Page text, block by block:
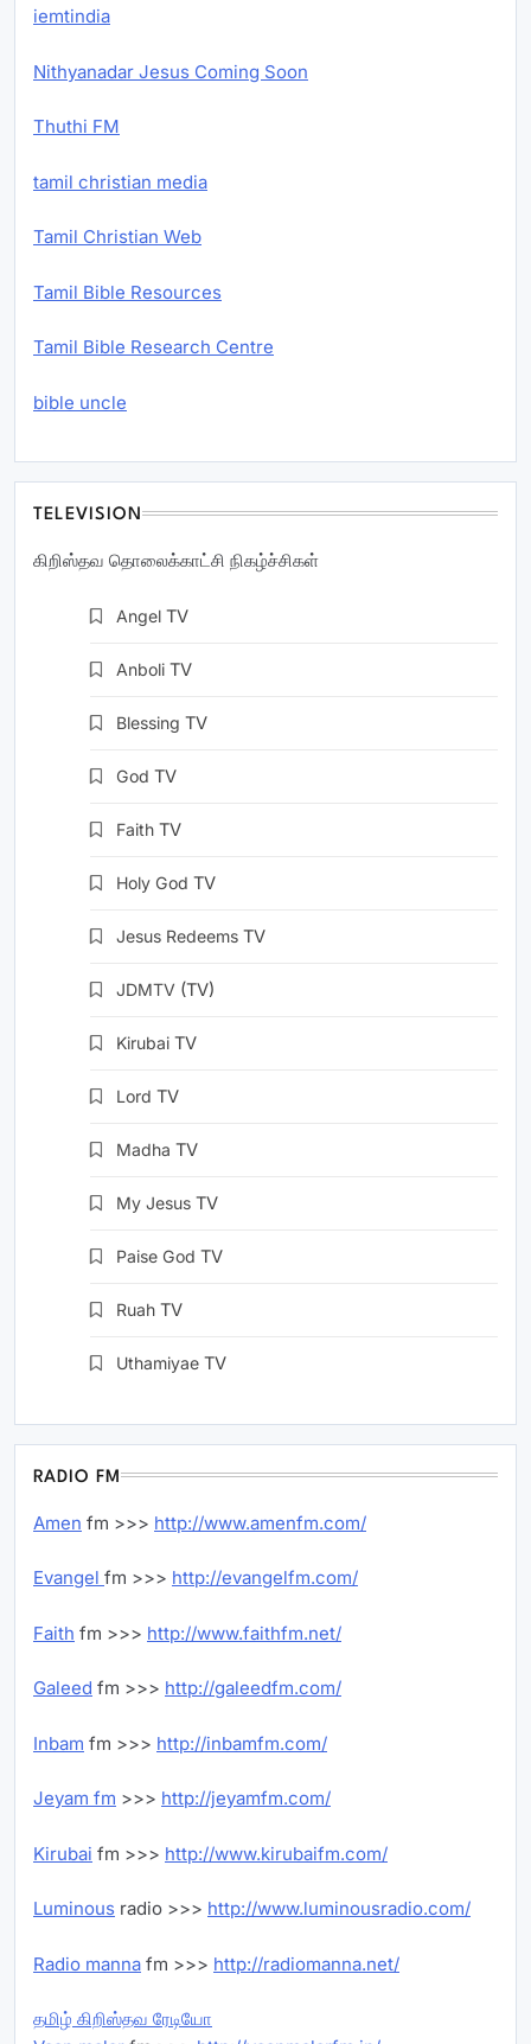
iemtindia
Nithyanadar Jesus Coming Soon
Thuthi FM
tamil christian media
Tamil Christian Web
Tamil Bible Resources
Tamil Bible Research Centre
bible uncle
TELEVISION
கிறிஸ்தவ தொலைக்காட்சி நிகழ்ச்சிகள்
Angel TV
Anboli TV
Blessing TV
God TV
Faith TV
Holy God TV
Jesus Redeems TV
JDMTV (TV)
Kirubai TV
Lord TV
Madha TV
My Jesus TV
Paise God TV
Ruah TV
Uthamiyae TV
RADIO FM
Amen fm >>> http://www.amenfm.com/
Evangel fm >>> http://evangelfm.com/
Faith fm >>> http://www.faithfm.net/
Galeed fm >>> http://galeedfm.com/
Inbam fm >>> http://inbamfm.com/
Jeyam fm >>> http://jeyamfm.com/
Kirubai fm >>> http://www.kirubaifm.com/
Luminous radio >>> http://www.luminousradio.com/
Radio manna fm >>> http://radiomanna.net/
தமிழ் கிறிஸ்தவ ரேடியோ